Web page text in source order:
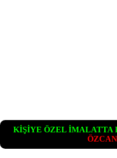
KİŞİYE ÖZEL İMALATTA